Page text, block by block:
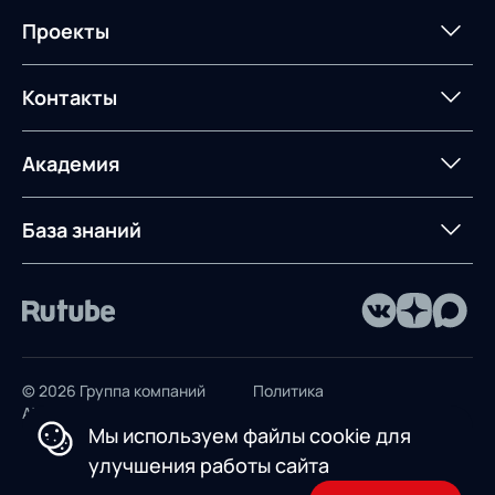
Интегрированное
планирование
Управление
контейнерным
терминалом
Оборудование для склада
Техническое оснащение
Постпроектное
Мероприятия
Архив мероприятий
Портал техподдержки
Проекты
Проекты
Контакты
Контакты
Академия
Предложение для
База знаний
© 2026 Группа компаний
AXELOT
Политика
Пользовательское
соглашение
Мы используем файлы cookie для
улучшения работы сайта